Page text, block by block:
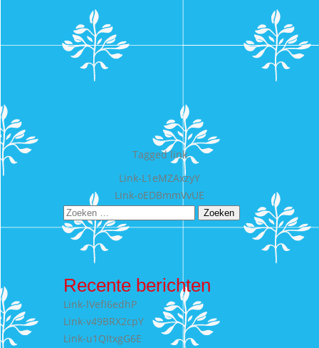
Taggedlink
navigatie
Link-L1eMZAxzyY
Link-oEDBmmVvUE
Zoeken
naar:
Recente berichten
Link-lVefI6edhP
Link-v49BRX2cpY
Link-u1QItxgG6E